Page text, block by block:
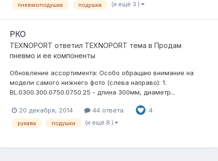
пневмоподушка подушка (и ещё 3 )
РКО
TEXNOPORT ответил TEXNOPORT тема в Продам
пневмо и ее компоненты
Обновление ассортимента: Особо обращаю внимание на
модели самого нижнего фото (слева направо): 1.
BL.0300.300.0750.0750.25 - длина 300мм, диаметр...
20 декабря, 2014 44 ответа 4
рукава подушки (и ещё 8 )